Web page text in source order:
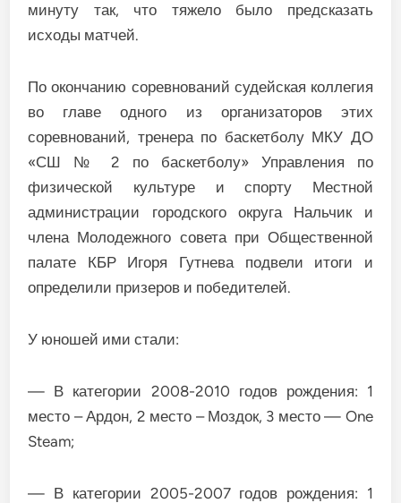
минуту так, что тяжело было предсказать
исходы матчей.
По окончанию соревнований судейская коллегия
во главе одного из организаторов этих
соревнований, тренера по баскетболу МКУ ДО
«СШ № 2 по баскетболу» Управления по
физической культуре и спорту Местной
администрации городского округа Нальчик и
члена Молодежного совета при Общественной
палате КБР Игоря Гутнева подвели итоги и
определили призеров и победителей.
У юношей ими стали:
— В категории 2008-2010 годов рождения: 1
место – Ардон, 2 место – Моздок, 3 место — One
Steam;
— В категории 2005-2007 годов рождения: 1